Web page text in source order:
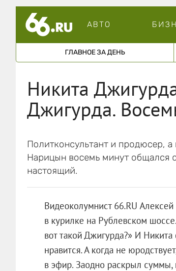
АВТО
ГЛАВНОЕ ЗА ДЕНЬ
Никита
Джигурда.
Политконсультант и продюсер,
Нарицын восемь минут общался
настоящий.
Видеоколумнист 66.RU
в курилке на Рублевском
вот такой Джигурда?» И
нравится. А когда не
в эфир. Заодно раскрыл суммы,